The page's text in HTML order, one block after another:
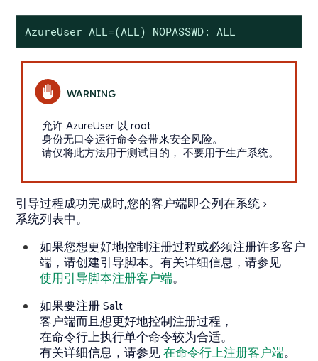
AzureUser ALL=(ALL) NOPASSWD: ALL
允许 AzureUser 以 root
身份无口令运行命令会带来安全风险。
请仅将此方法用于测试目的， 不要用于生产系统。
引导过程成功完成时,您的客户端即会列在系统
系统列表中。
如果您想更好地控制注册过程或必须注册许多客户
端，请创建引导脚本。有关详细信息，请参见
使用引导脚本注册客户端。
如果要注册 Salt
客户端而且想更好地控制注册过程，
在命令行上执行单个命令较为合适。
有关详细信息，请参见在命令行上注册客户端。